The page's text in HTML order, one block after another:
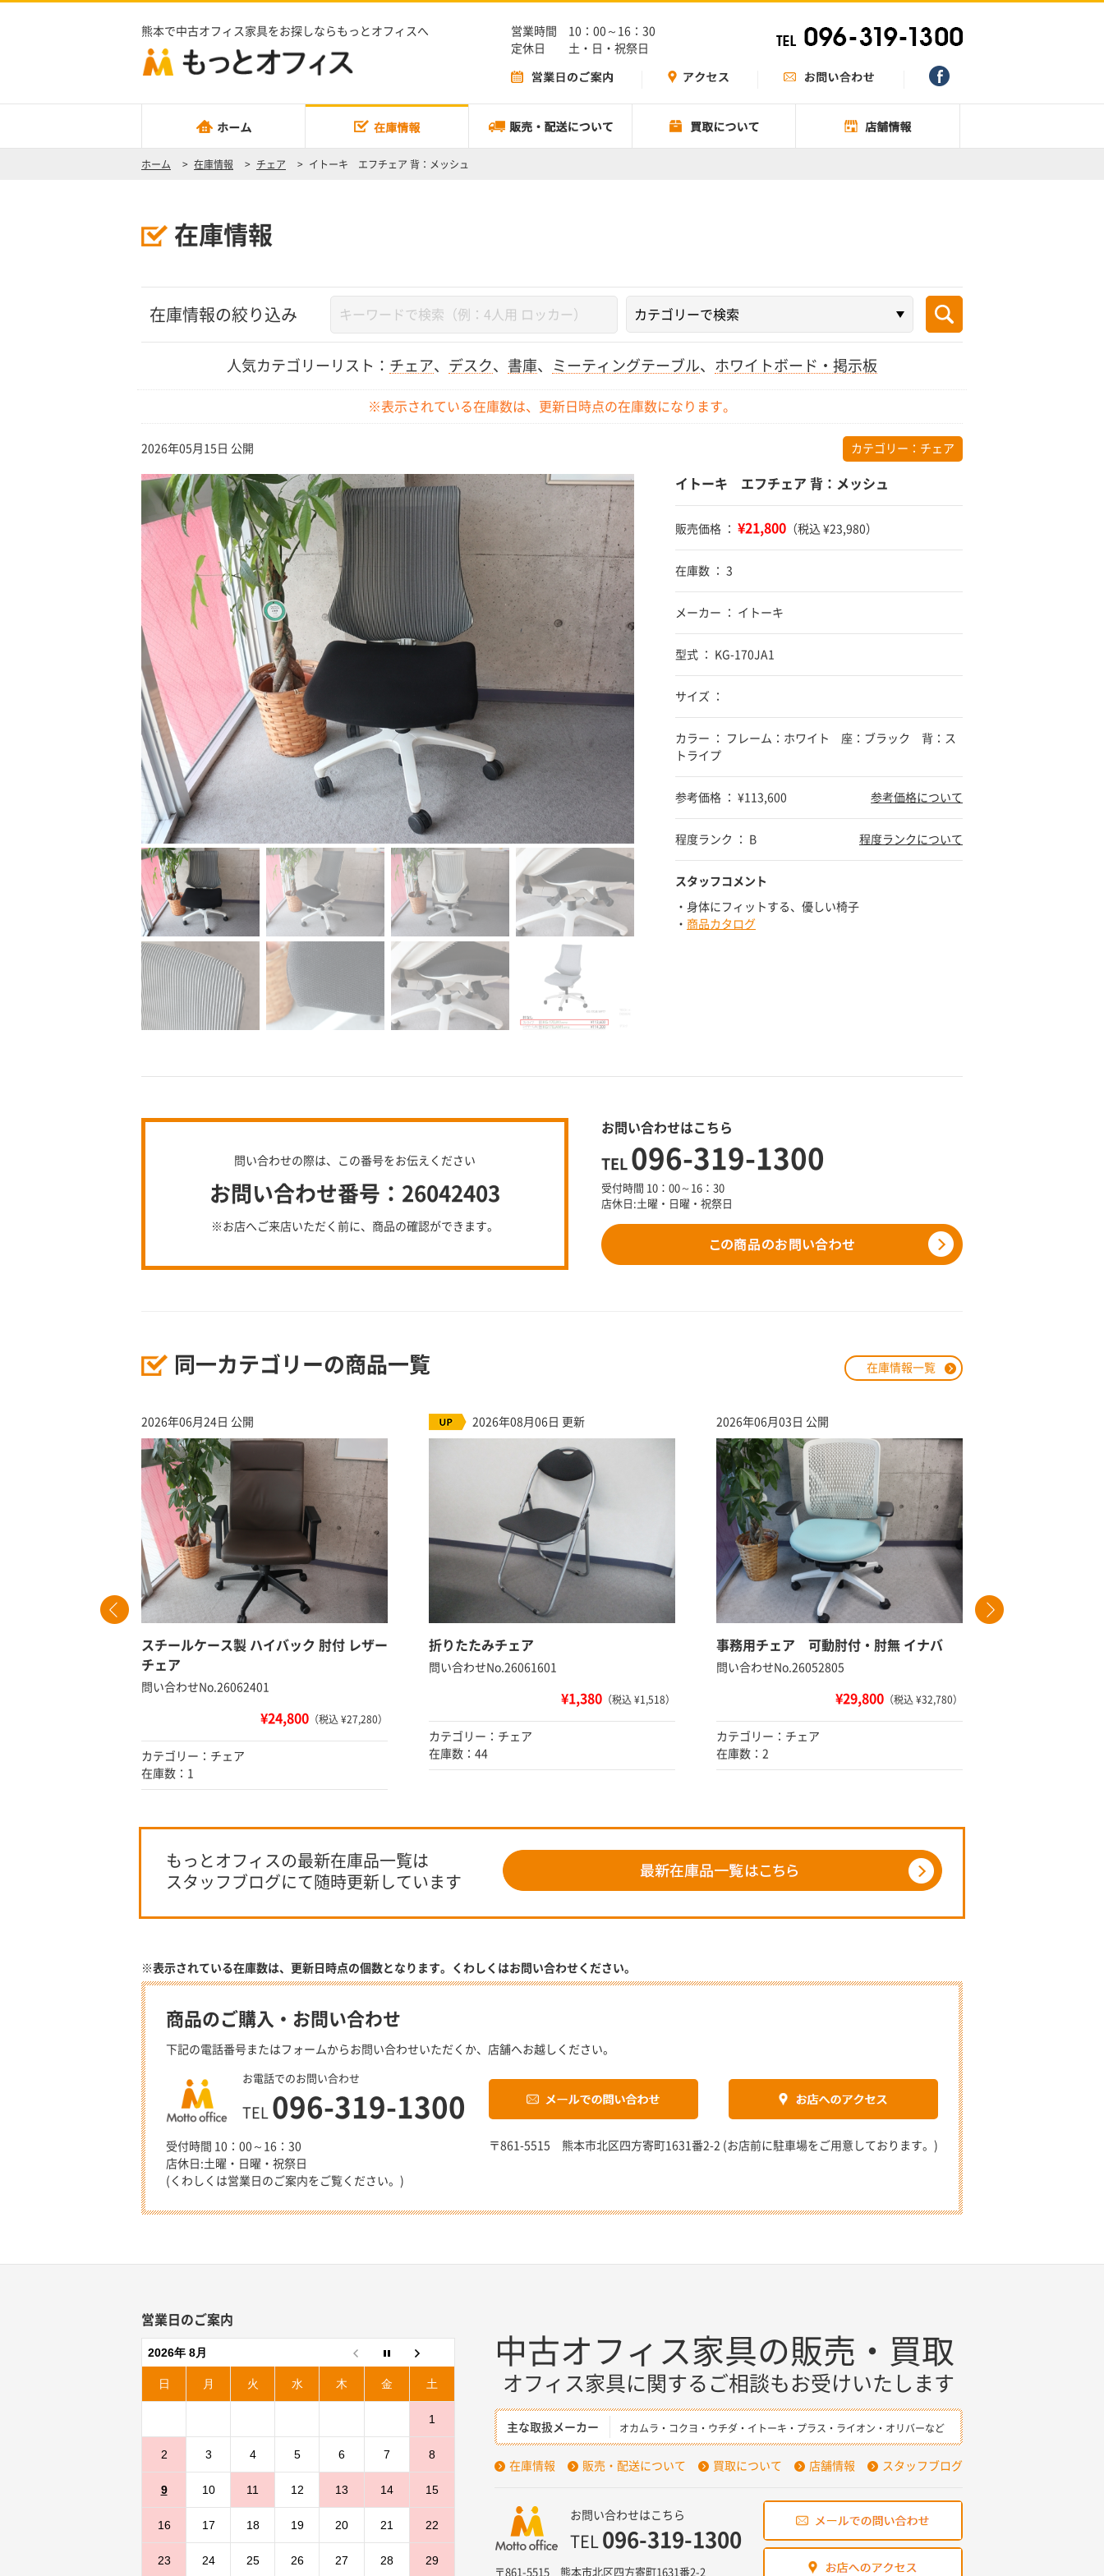
熊本で中古オフィス家具をお探しならもっとオフィスへ
営業時間 10：00～16：30
定休日 土・日・祝祭日
ホーム > 在庫情報 > チェア > イトーキ エフチェア 背：メッシュ
在庫情報
在庫情報の絞り込み
人気カテゴリーリスト： チェア、 デスク、 書庫、 ミーティングテーブル、 ホワイトボード・掲示板
※表示されている在庫数は、更新日時点の在庫数になります。
2026年05月15日 公開 カテゴリー： チェア
イトーキ エフチェア 背：メッシュ
販売価格 ： ¥21,800 （税込 ¥23,980）
在庫数 ： 3
メーカー ： イトーキ
型式 ： KG-170JA1
サイズ ：
カラー ： フレーム：ホワイト 座：ブラック 背：ス
トライプ
参考価格 ： ¥113,600 参考価格について
程度ランク ： B 程度ランクについて
スタッフコメント
・身体にフィットする、優しい椅子
・ 商品カタログ
問い合わせの際は、この番号をお伝えください
お問い合わせ番号：26042403
※お店へご来店いただく前に、商品の確認ができます。
お問い合わせはこちら
TEL 096-319-1300
受付時間 10：00～16：30
店休日:土曜・日曜・祝祭日
同一カテゴリーの商品一覧 在庫情報一覧
2026年06月24日 公開
スチールケース製 ハイバック 肘付 レザー
チェア
問い合わせNo.26062401
¥24,800 （税込 ¥27,280）
カテゴリー：チェア
在庫数：1
2026年08月06日 更新
折りたたみチェア
問い合わせNo.26061601
¥1,380 （税込 ¥1,518）
カテゴリー：チェア
在庫数：44
2026年06月03日 公開
事務用チェア 可動肘付・肘無 イナバ
問い合わせNo.26052805
¥29,800 （税込 ¥32,780）
カテゴリー：チェア
在庫数：2
もっとオフィスの最新在庫品一覧は
スタッフブログにて随時更新しています
※表示されている在庫数は、更新日時点の個数となります。くわしくはお問い合わせください。
商品のご購入・お問い合わせ
下記の電話番号またはフォームからお問い合わせいただくか、店舗へお越しください。
お電話でのお問い合わせ
TEL 096-319-1300
受付時間 10：00～16：30
店休日:土曜・日曜・祝祭日
(くわしくは営業日のご案内をご覧ください。)
〒861-5515 熊本市北区四方寄町1631番2-2 (お店前に駐車場をご用意しております。)
営業日のご案内
2026年 8月
日 月 火 水 木 金 土
1
2 3 4 5 6 7 8
9 10 11 12 13 14 15
16 17 18 19 20 21 22
23 24 25 26 27 28 29
中古オフィス家具の販売・買取
オフィス家具に関するご相談もお受けいたします
主な取扱メーカー オカムラ・コクヨ・ウチダ・イトーキ・プラス・ライオン・オリバーなど
在庫情報 販売・配送について 買取について 店舗情報 スタッフブログ
お問い合わせはこちら
TEL 096-319-1300
〒861-5515 熊本市北区四方寄町1631番2-2